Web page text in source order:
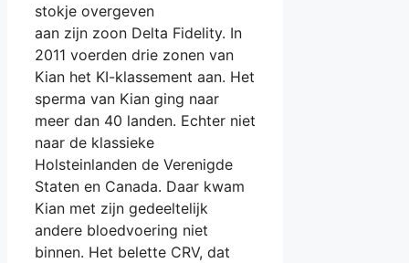
stokje overgeven
aan zijn zoon Delta Fidelity. In
2011 voerden drie zonen van
Kian het KI-klassement aan. Het
sperma van Kian ging naar
meer dan 40 landen. Echter niet
naar de klassieke
Holsteinlanden de Verenigde
Staten en Canada. Daar kwam
Kian met zijn gedeeltelijk
andere bloedvoering niet
binnen. Het belette CRV, dat